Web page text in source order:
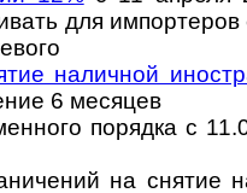
для
наличной
6 месяцев
порядка с
на снятие